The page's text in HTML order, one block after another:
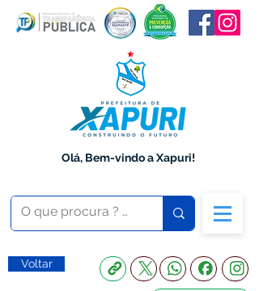
Olá, Bem-vindo a Xapuri!
Voltar